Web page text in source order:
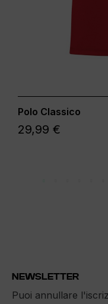
Polo Classico
29,99 €
NEWSLETTER
Puoi annullare